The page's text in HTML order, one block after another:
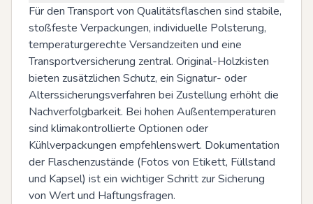
Für den Transport von Qualitätsflaschen sind stabile,
stoßfeste Verpackungen, individuelle Polsterung,
temperaturgerechte Versandzeiten und eine
Transportversicherung zentral. Original-Holzkisten
bieten zusätzlichen Schutz, ein Signatur- oder
Alterssicherungsverfahren bei Zustellung erhöht die
Nachverfolgbarkeit. Bei hohen Außentemperaturen
sind klimakontrollierte Optionen oder
Kühlverpackungen empfehlenswert. Dokumentation
der Flaschenzustände (Fotos von Etikett, Füllstand
und Kapsel) ist ein wichtiger Schritt zur Sicherung
von Wert und Haftungsfragen.